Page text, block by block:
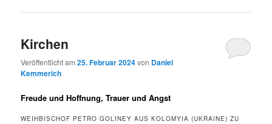
Kirchen
Veröffentlicht am25. Februar 2024von Daniel
Kemmerich
Freude und Hoffnung, Trauer und Angst
WEIHBISCHOF PETRO GOLINEY AUS KOLOMYIA (UKRAINE) ZU